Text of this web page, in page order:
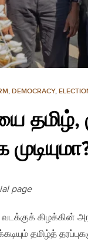
, DEMOCRACY,
page
கிழக்கின்
தமிழ்த்